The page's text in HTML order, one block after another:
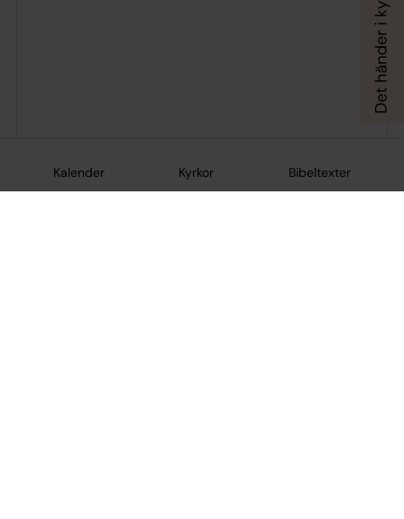
Kalender Kyrkor Bibeltexter